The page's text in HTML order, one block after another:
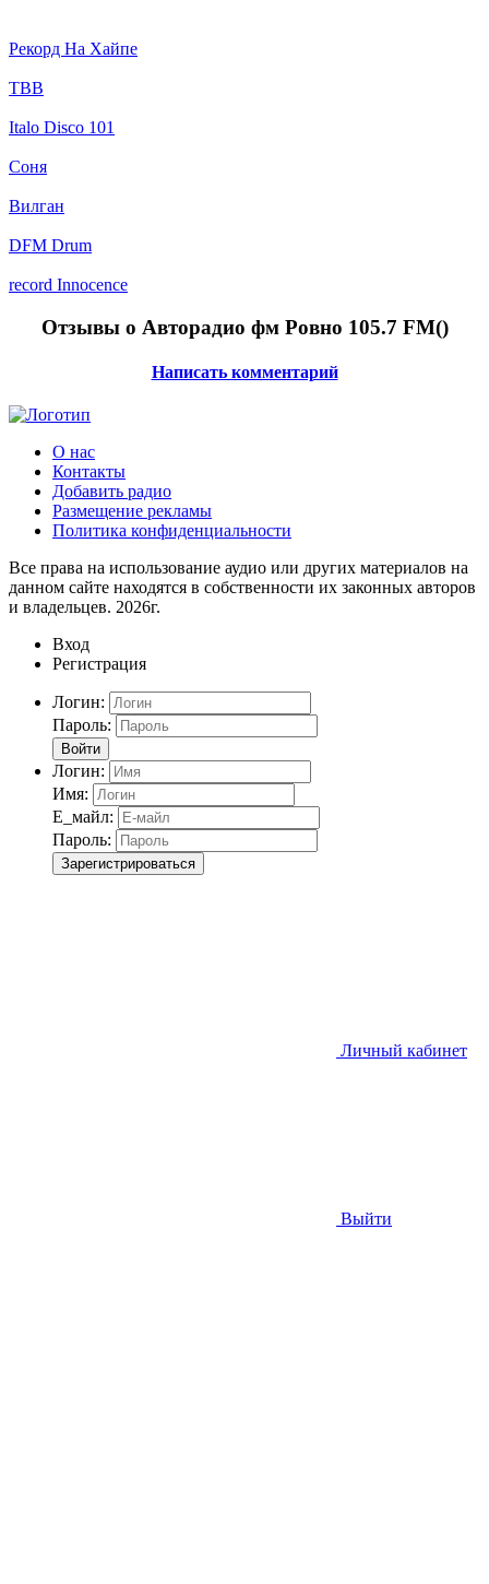
Рекорд На Хайпе
TBB
Italo Disco 101
Соня
Вилган
DFM Drum
record Innocence
Отзывы о Авторадио фм Ровно 105.7 FM()
Написать комментарий
О нас
Контакты
Добавить радио
Размещение рекламы
Политика конфиденциальности
Все права на использование аудио или других материалов на
данном сайте находятся в собственности их законных авторов
и владельцев. 2026г.
Вход
Регистрация
Логин:
Пароль:
Войти
Логин:
Имя:
Е_майл:
Пароль:
Зарегистрироваться
Личный кабинет
Выйти